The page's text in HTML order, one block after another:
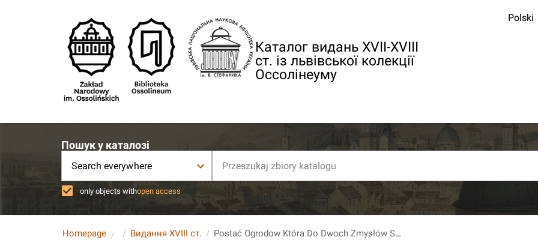
Каталог видань XVII-XVIII
ст. із львівської колекції
Оссолінеуму
Polski
Пошук у каталозі
Search everywhere
only objects withopen access
Homepage Видання XVIII ст. Postać Ogrodow Która Do Dwoch Zmysłów Smaku W Owocach I Powonienia W Kwiatach Szczególniey Ściąga Się [...].